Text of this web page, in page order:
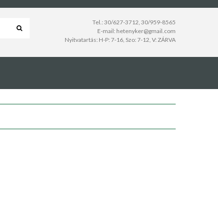
Tel.: 30/627-3712, 30/959-8565
E-mail: hetenyker@gmail.com
Nyitvatartás: H-P: 7-16, Szo: 7-12, V: ZÁRVA